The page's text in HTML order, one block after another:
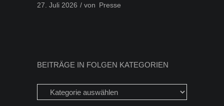
27. Juli 2026 von Presse
BEITRÄGE IN FOLGEN KATEGORIEN
Beiträge
in